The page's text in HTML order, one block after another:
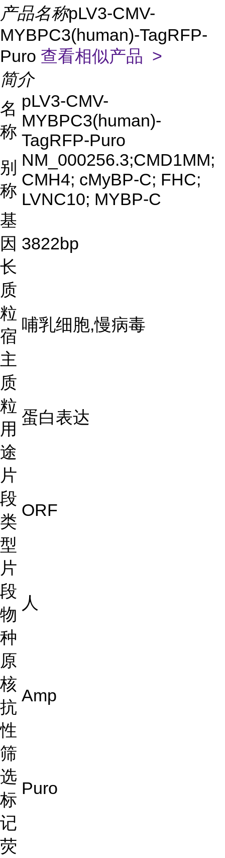
产品名称pLV3-CMV-
MYBPC3(human)-TagRFP-
Puro 查看相似产品 >
简介
名
称
pLV3-CMV-
MYBPC3(human)-
TagRFP-Puro
别
称
NM_000256.3;CMD1MM;
CMH4; cMyBP-C; FHC;
LVNC10; MYBP-C
基
因
长
3822bp
质
粒
宿
主
哺乳细胞,慢病毒
质
粒
用
途
蛋白表达
片
段
类
型
ORF
片
段
物
种
人
原
核
抗
性
Amp
筛
选
标
记
Puro
荧